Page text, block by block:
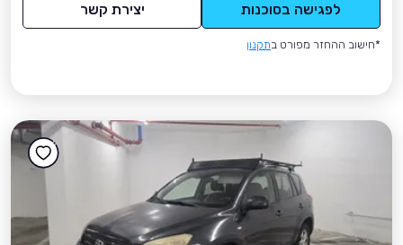
לפגישה בסוכנות יצירת קשר
*חישוב ההחזר מפורט בתקנון